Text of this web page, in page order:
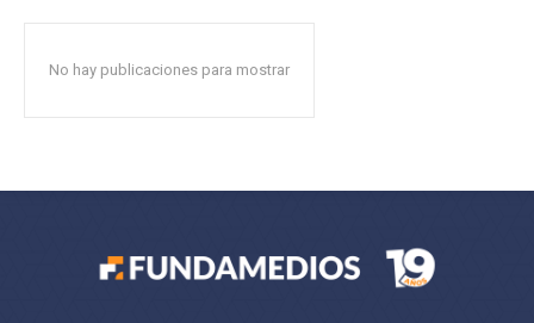
No hay publicaciones para mostrar